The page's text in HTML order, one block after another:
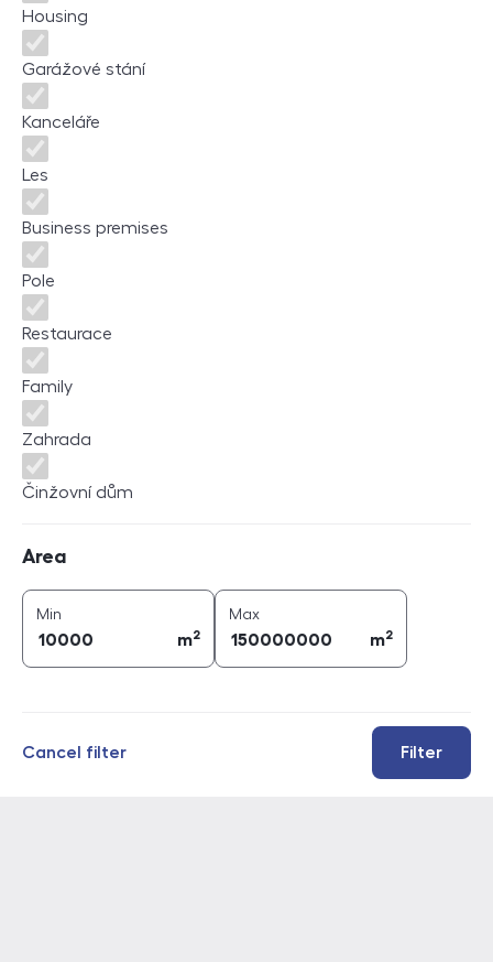
Housing
Garážové stání
Kanceláře
Les
Business premises
Pole
Restaurace
Family
Zahrada
Činžovní dům
Area
Min
m2
Maxarea (
m2
Filter
Cancel filter